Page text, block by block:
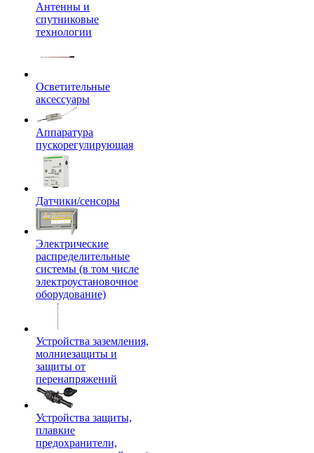
Антенны и
спутниковые
технологии
Осветительные
аксессуары
Аппаратура
пускорегулирующая
Датчики/сенсоры
Электрические
распределительные
системы (в том числе
электроустановочное
оборудование)
Устройства заземления,
молниезащиты и
защиты от
перенапряжений
Устройства защиты,
плавкие
предохранители,